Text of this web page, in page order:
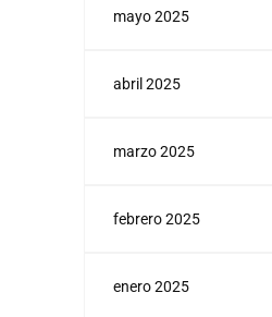
mayo 2025
abril 2025
marzo 2025
febrero 2025
enero 2025